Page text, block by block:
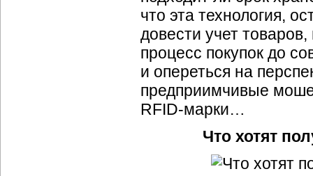
что эта технология,
довести учет
процесс покупок до
и опереться на
предприимчивые
RFID-марки…
Что хотят